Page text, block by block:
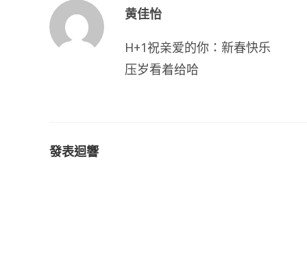
黄佳怡
H+1祝亲爱的你：新春快乐
压岁看着给哈
發表迴響